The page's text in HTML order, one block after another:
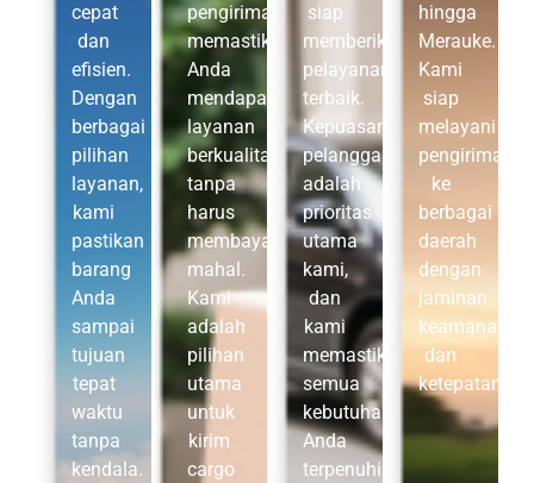
cepat
dan
efisien.
Dengan
berbagai
pilihan
layanan,
kami
pastikan
barang
Anda
sampai
tujuan
tepat
waktu
tanpa
kendala.
pengiriman,
memastikan
Anda
mendapatkan
layanan
berkualitas
tanpa
harus
membayar
mahal.
Kami
adalah
pilihan
utama
untuk
kirim
cargo
siap
memberikan
pelayanan
terbaik.
Kepuasan
pelanggan
adalah
prioritas
utama
kami,
dan
kami
memastikan
semua
kebutuhan
Anda
terpenuhi
hingga
Merauke.
Kami
siap
melayani
pengiriman
ke
berbagai
daerah
dengan
jaminan
keamanan
dan
ketepatan